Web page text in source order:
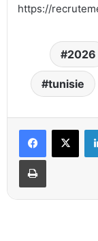
https://
2026
tunisie
Imprimer